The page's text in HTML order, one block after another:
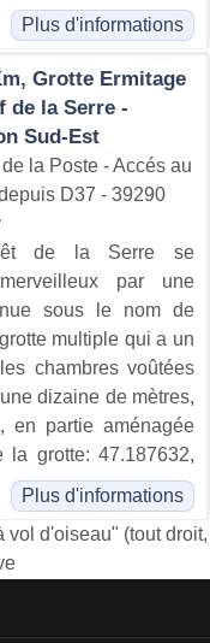
Plus d'informations
Grotte Ermitage
de la Serre -
Sud-Est
la Poste - Accés au
D37 - 39290
de la Serre se
par une
sous le nom de
multiple qui a un
chambres voûtées
dizaine de mètres,
en partie aménagée
la grotte: 47.187632,
Plus d'informations
vol d'oiseau" (tout droit,